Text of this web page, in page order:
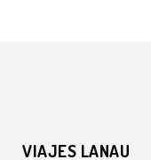
VIAJES LANAU